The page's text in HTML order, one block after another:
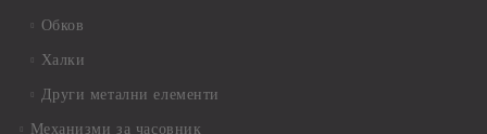
Обков
Халки
Други метални елементи
Механизми за часовник